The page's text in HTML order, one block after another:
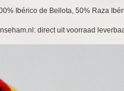
Ibérico de Bellota, 50% Raza
direct uit voorraad